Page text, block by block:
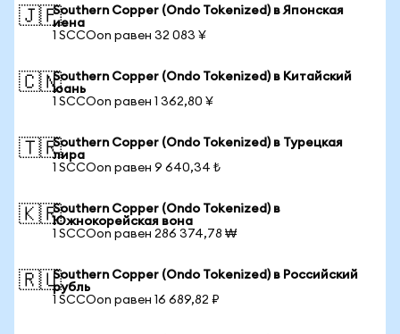
🇯🇵Southern Copper (Ondo Tokenized) в Японская
иена
1 SCCOon равен 32 083 ¥
🇨🇳Southern Copper (Ondo Tokenized) в Китайский
юань
1 SCCOon равен 1 362,80 ¥
🇹🇷Southern Copper (Ondo Tokenized) в Турецкая
лира
1 SCCOon равен 9 640,34 ₺
🇰🇷Southern Copper (Ondo Tokenized) в
Южнокорейская вона
1 SCCOon равен 286 374,78 ₩
🇷🇺Southern Copper (Ondo Tokenized) в Российский
рубль
1 SCCOon равен 16 689,82 ₽